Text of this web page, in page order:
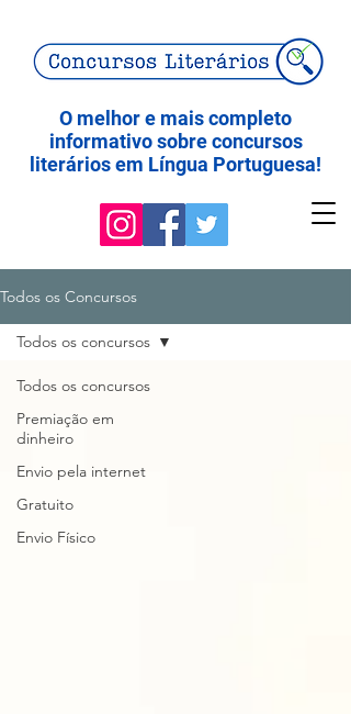
O melhor e mais completo
informativo sobre concursos
literários em Língua Portuguesa!
Todos os Concursos
Todos os concursos
Premiação em
dinheiro
Envio pela internet
Gratuito
Envio Físico
Todos os concursos